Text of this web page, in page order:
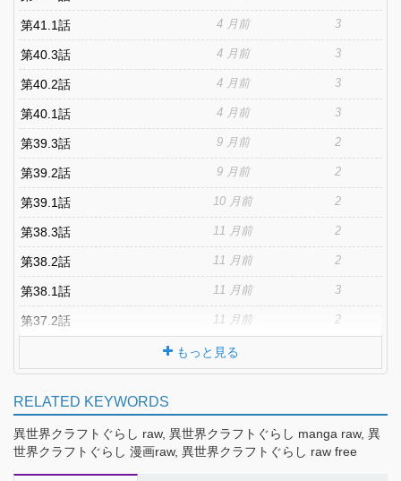
第41.1話 4 月前 3
第40.3話 4 月前 3
第40.2話 4 月前 3
第40.1話 4 月前 3
第39.3話 9 月前 2
第39.2話 9 月前 2
第39.1話 10 月前 2
第38.3話 11 月前 2
第38.2話 11 月前 2
第38.1話 11 月前 3
第37.2話 11 月前 2
もっと見る
RELATED KEYWORDS
異世界クラフトぐらし raw, 異世界クラフトぐらし manga raw, 異
世界クラフトぐらし 漫画raw, 異世界クラフトぐらし raw free